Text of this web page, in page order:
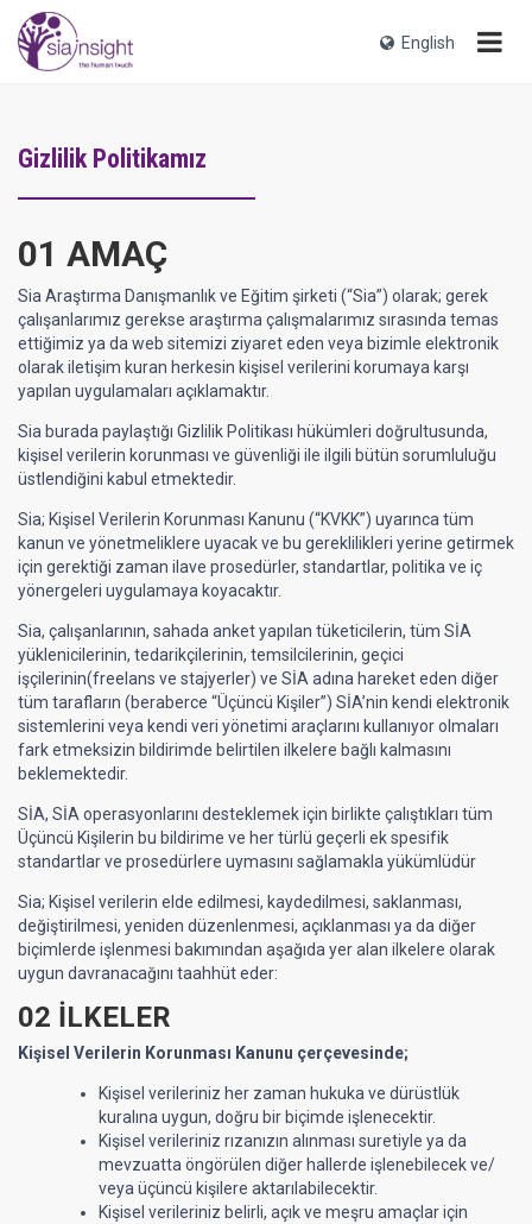
English
Gizlilik Politikamız
01 AMAÇ
Sia Araştırma Danışmanlık ve Eğitim şirketi (“Sia”) olarak; gerek
çalışanlarımız gerekse araştırma çalışmalarımız sırasında temas
ettiğimiz ya da web sitemizi ziyaret eden veya bizimle elektronik
olarak iletişim kuran herkesin kişisel verilerini korumaya karşı
yapılan uygulamaları açıklamaktır.
Sia burada paylaştığı Gizlilik Politikası hükümleri doğrultusunda,
kişisel verilerin korunması ve güvenliği ile ilgili bütün sorumluluğu
üstlendiğini kabul etmektedir.
Sia; Kişisel Verilerin Korunması Kanunu (“KVKK”) uyarınca tüm
kanun ve yönetmeliklere uyacak ve bu gereklilikleri yerine getirmek
için gerektiği zaman ilave prosedürler, standartlar, politika ve iç
yönergeleri uygulamaya koyacaktır.
Sia, çalışanlarının, sahada anket yapılan tüketicilerin, tüm SİA
yüklenicilerinin, tedarikçilerinin, temsilcilerinin, geçici
işçilerinin(freelans ve stajyerler) ve SİA adına hareket eden diğer
tüm tarafların (beraberce “Üçüncü Kişiler”) SİA’nin kendi elektronik
sistemlerini veya kendi veri yönetimi araçlarını kullanıyor olmaları
fark etmeksizin bildirimde belirtilen ilkelere bağlı kalmasını
beklemektedir.
SİA, SİA operasyonlarını desteklemek için birlikte çalıştıkları tüm
Üçüncü Kişilerin bu bildirime ve her türlü geçerli ek spesifik
standartlar ve prosedürlere uymasını sağlamakla yükümlüdür
Sia; Kişisel verilerin elde edilmesi, kaydedilmesi, saklanması,
değiştirilmesi, yeniden düzenlenmesi, açıklanması ya da diğer
biçimlerde işlenmesi bakımından aşağıda yer alan ilkelere olarak
uygun davranacağını taahhüt eder:
02 İLKELER
Kişisel Verilerin Korunması Kanunu çerçevesinde;
Kişisel verileriniz her zaman hukuka ve dürüstlük
kuralına uygun, doğru bir biçimde işlenecektir.
Kişisel verileriniz rızanızın alınması suretiyle ya da
mevzuatta öngörülen diğer hallerde işlenebilecek ve/
veya üçüncü kişilere aktarılabilecektir.
Kişisel verileriniz belirli, açık ve meşru amaçlar için